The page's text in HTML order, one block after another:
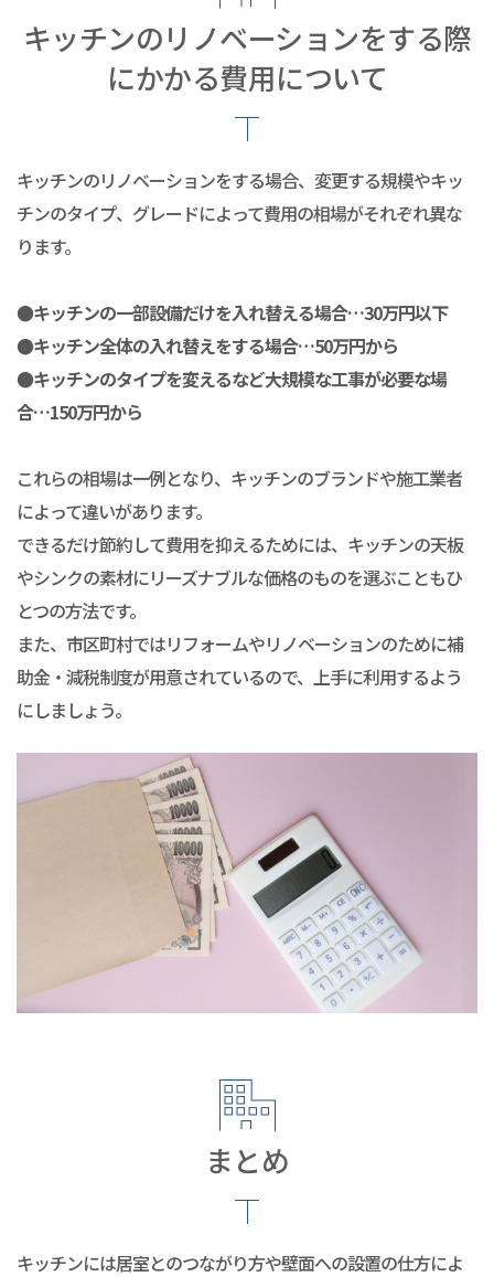
キッチンのリノベーションをする際
にかかる費用について
キッチンのリノベーションをする場合、変更する規模やキッ
チンのタイプ、グレードによって費用の相場がそれぞれ異な
ります。
●キッチンの一部設備だけを入れ替える場合…30万円以下
●キッチン全体の入れ替えをする場合…50万円から
●キッチンのタイプを変えるなど大規模な工事が必要な場
合…150万円から
これらの相場は一例となり、キッチンのブランドや施工業者
によって違いがあります。
できるだけ節約して費用を抑えるためには、キッチンの天板
やシンクの素材にリーズナブルな価格のものを選ぶこともひ
とつの方法です。
また、市区町村ではリフォームやリノベーションのために補
助金・減税制度が用意されているので、上手に利用するよう
にしましょう。
まとめ
キッチンには居室とのつながり方や壁面への設置の仕方によ